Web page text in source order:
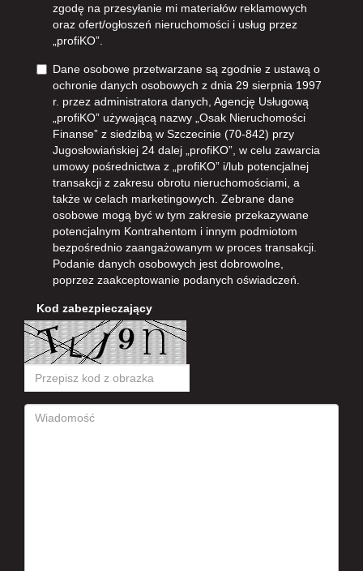
zgodę na przesyłanie mi materiałów reklamowych
oraz ofert/ogłoszeń nieruchomości i usług przez
„profiKO”.
Dane osobowe przetwarzane są zgodnie z ustawą o
ochronie danych osobowych z dnia 29 sierpnia 1997
r. przez administratora danych, Agencję Usługową
„profiKO” używającą nazwy „Osak Nieruchomości
Finanse” z siedzibą w Szczecinie (70-842) przy
Jugosłowiańskiej 24 dalej „profiKO”, w celu zawarcia
umowy pośrednictwa z „profiKO” i/lub potencjalnej
transakcji z zakresu obrotu nieruchomościami, a
także w celach marketingowych. Zebrane dane
osobowe mogą być w tym zakresie przekazywane
potencjalnym Kontrahentom i innym podmiotom
bezpośrednio zaangażowanym w proces transakcji.
Podanie danych osobowych jest dobrowolne,
poprzez zaakceptowanie podanych oświadczeń.
Kod zabezpieczający